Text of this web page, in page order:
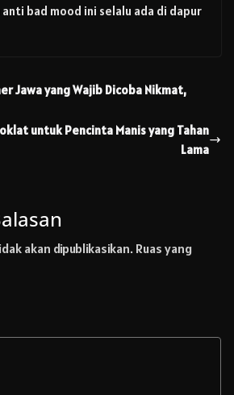
bad mood ini selalu ada di dapur
Jawa yang Wajib Dicoba Nikmat,
untuk Pencinta Manis yang Tahan
Lama
akan dipublikasikan. Ruas yang